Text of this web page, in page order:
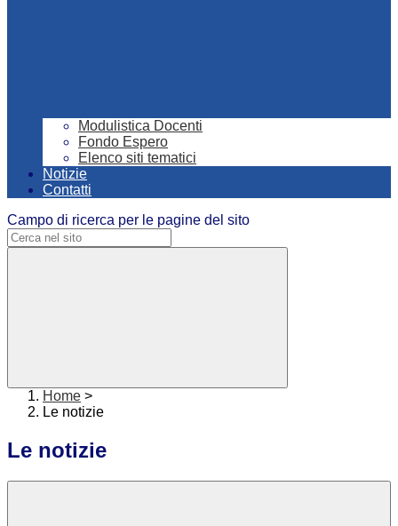
Modulistica Docenti
Fondo Espero
Elenco siti tematici
Notizie
Contatti
Campo di ricerca per le pagine del sito
Home >
Le notizie
Le notizie